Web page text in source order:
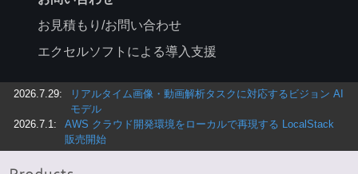
お見積もり/お問い合わせ
エクセルソフトによる導入支援
2026.7.29:
リアルタイム画像・動画解析タスクに対応するビジョン AI
モデル
2026.7.1:
AWS クラウド開発環境をローカルで再現する LocalStack
販売開始